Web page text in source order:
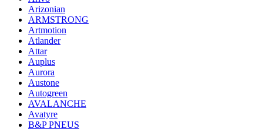
Arizonian
ARMSTRONG
Artmotion
Atlander
Attar
Auplus
Aurora
Austone
Autogreen
AVALANCHE
Avatyre
B&P PNEUS